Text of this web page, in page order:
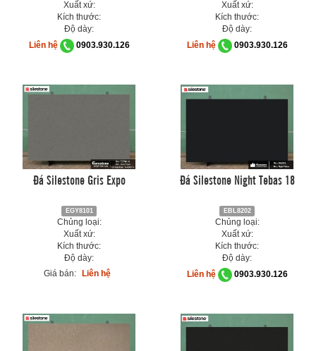
Xuất xứ:
Kích thước:
Độ dày:
Liên hệ
0903.930.126
Xuất xứ:
Kích thước:
Độ dày:
Liên hệ
0903.930.126
Đá Silestone Gris Expo
EGY8101
Chủng loại:
Xuất xứ:
Kích thước:
Độ dày:
Giá bán:
Liên hệ
Đá Silestone Night Tebas 18
EBL8202
Chủng loại:
Xuất xứ:
Kích thước:
Độ dày:
Liên hệ
0903.930.126